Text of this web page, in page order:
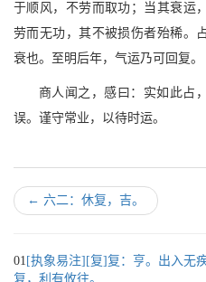
于顺风，不劳而取功；当其衰运
劳而无功，其不被损伤者殆稀。
衰也。至明后年，气运乃可回复。
商人闻之，感曰：实如此占
误。谨守常业，以待时运。
← 六二：休复，吉。
01 [执象易注][复]复：亨。出入无
复，利有攸往。